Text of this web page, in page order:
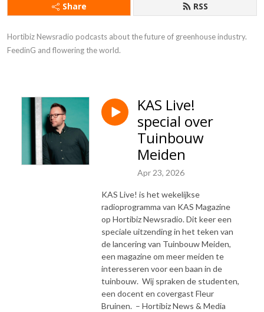
Share RSS
Hortibiz Newsradio podcasts about the future of greenhouse industry.
FeedinG and flowering the world.
KAS Live!
special over
Tuinbouw
Meiden
Apr 23, 2026
KAS Live! is het wekelijkse
radioprogramma van KAS Magazine
op Hortibiz Newsradio. Dit keer een
speciale uitzending in het teken van
de lancering van Tuinbouw Meiden,
een magazine om meer meiden te
interesseren voor een baan in de
tuinbouw. Wij spraken de studenten,
een docent en covergast Fleur
Bruinen. – Hortibiz News & Media